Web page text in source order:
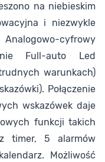
na niebieskim
i niezwykle
cyfrowy
Full-auto Led
warunkach)
Połączenie
wskazówek daje
funkcji takich
timer, 5 alarmów
Możliwość